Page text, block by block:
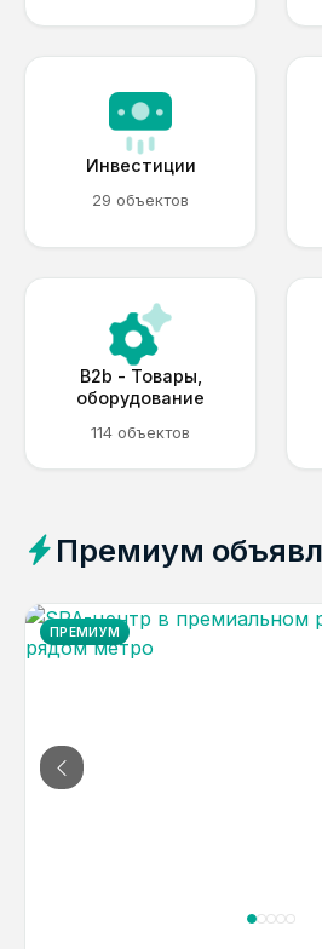
Инвестиции
29 объектов
B2b - Товары,
оборудование
114 объектов
Премиум
ПРЕМИУМ